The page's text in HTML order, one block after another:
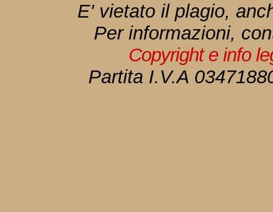
E' vietato il plagio,
Per informazioni,
Copyright e info
Partita I.V.A